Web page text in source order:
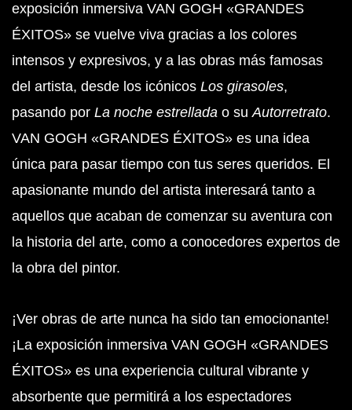
exposición inmersiva VAN GOGH «GRANDES
ÉXITOS» se vuelve viva gracias a los colores
intensos y expresivos, y a las obras más famosas
del artista, desde los icónicos Los girasoles,
pasando por La noche estrellada o suAutorretrato.
VAN GOGH «GRANDES ÉXITOS» es una idea
única para pasar tiempo con tus seres queridos. El
apasionante mundo del artista interesará tanto a
aquellos que acaban de comenzar su aventura con
la historia del arte, como a conocedores expertos de
la obra del pintor.
¡Ver obras de arte nunca ha sido tan emocionante!
¡La exposición inmersiva VAN GOGH «GRANDES
ÉXITOS» es una experiencia cultural vibrante y
absorbente que permitirá a los espectadores